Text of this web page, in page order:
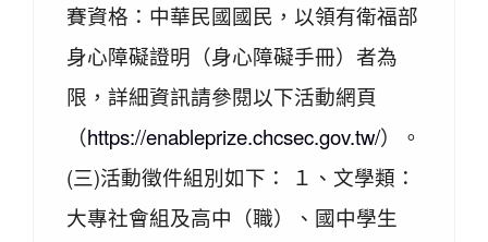
賽資格：中華民國國民，以領有衛福部
身心障礙證明（身心障礙手冊）者為
限，詳細資訊請參閱以下活動網頁
（https://enableprize.chcsec.gov.tw/）。
(三)活動徵件組別如下： １、文學類：
大專社會組及高中（職）、國中學生